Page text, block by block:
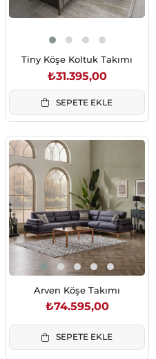
Tiny Köşe Koltuk Takımı
₺31.395,00
SEPETE EKLE
Arven Köşe Takımı
₺74.595,00
SEPETE EKLE